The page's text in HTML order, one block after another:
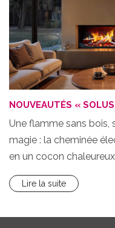
NOUVEAUTÉS «
Une flamme sans bois,
magie : la cheminée
en un cocon
Lire la suite